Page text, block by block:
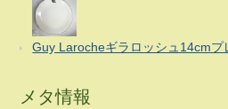
Guy Larocheギラロッシュ14cmプ
メタ情報